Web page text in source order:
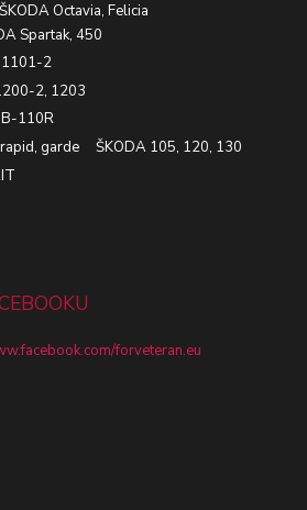
Octavia, Felicia
Spartak, 450
2
2, 1203
110R
ŠKODA 105, 120, 130